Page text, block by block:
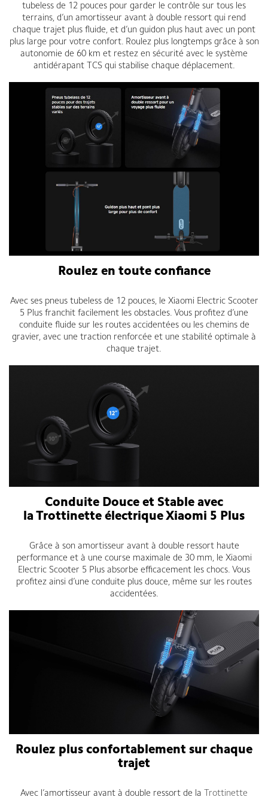
tubeless de 12 pouces pour garder le contrôle sur tous les
terrains, d’un amortisseur avant à double ressort qui rend
chaque trajet plus fluide, et d’un guidon plus haut avec un pont
plus large pour votre confort. Roulez plus longtemps grâce à son
autonomie de 60 km et restez en sécurité avec le système
antidérapant TCS qui stabilise chaque déplacement.
Roulez en toute confiance
Avec ses pneus tubeless de 12 pouces, le Xiaomi Electric Scooter
5 Plus franchit facilement les obstacles. Vous profitez d’une
conduite fluide sur les routes accidentées ou les chemins de
gravier, avec une traction renforcée et une stabilité optimale à
chaque trajet.
Conduite Douce et Stable avec
la Trottinette électrique Xiaomi 5 Plus
Grâce à son amortisseur avant à double ressort haute
performance et à une course maximale de 30 mm, le Xiaomi
Electric Scooter 5 Plus absorbe efficacement les chocs. Vous
profitez ainsi d’une conduite plus douce, même sur les routes
accidentées.
Roulez plus confortablement sur chaque
trajet
Avec l’amortisseur avant à double ressort de la Trottinette